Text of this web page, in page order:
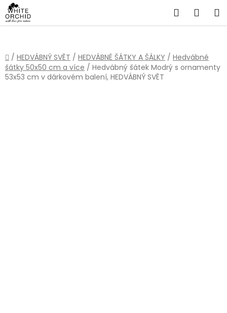
Přejít
na
obsah
Hledat
Domů
/ HEDVÁBNÝ SVĚT / HEDVÁBNÉ ŠÁTKY A ŠÁLKY / Hedvábné
šátky 50x50 cm a více / Hedvábný šátek Modrý s ornamenty
53x53 cm v dárkovém balení, HEDVÁBNÝ SVĚT